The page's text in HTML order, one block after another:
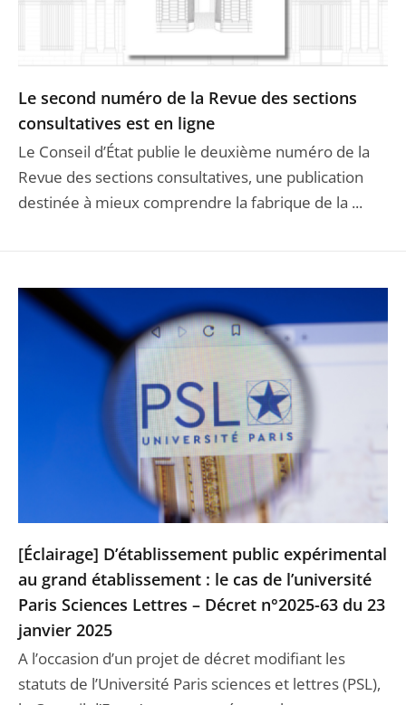
Le second numéro de la Revue des sections
consultatives est en ligne
Le Conseil d’État publie le deuxième numéro de la
Revue des sections consultatives, une publication
destinée à mieux comprendre la fabrique de la ...
[Éclairage] D’établissement public expérimental
au grand établissement : le cas de l’université
Paris Sciences Lettres – Décret n°2025-63 du 23
janvier 2025
A l’occasion d’un projet de décret modifiant les
statuts de l’Université Paris sciences et lettres (PSL),